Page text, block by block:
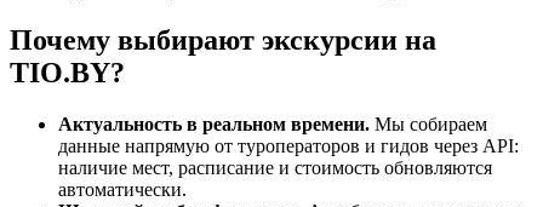
Почему выбирают экскурсии на
TIO.BY?
Актуальность в реальном времени. Мы собираем
данные напрямую от туроператоров и гидов через API:
наличие мест, расписание и стоимость обновляются
автоматически.